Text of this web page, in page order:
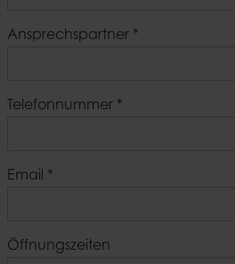
Ansprechspartner *
Telefonnummer *
Email *
Öffnungszeiten